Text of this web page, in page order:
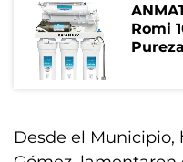
Romi
Desde el Municipio,